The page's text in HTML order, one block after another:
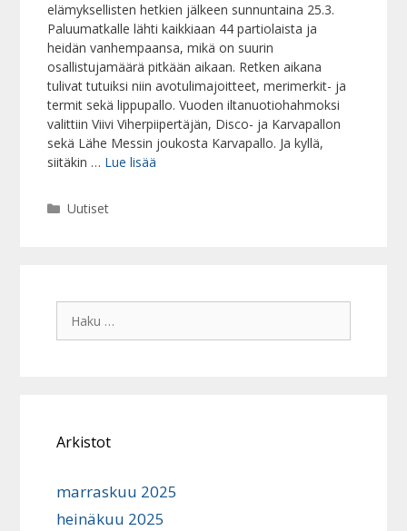
elämyksellisten hetkien jälkeen sunnuntaina 25.3.
Paluumatkalle lähti kaikkiaan 44 partiolaista ja
heidän vanhempaansa, mikä on suurin
osallistujamäärä pitkään aikaan. Retken aikana
tulivat tutuiksi niin avotulimajoitteet, merimerkit- ja
termit sekä lippupallo. Vuoden iltanuotiohahmoksi
valittiin Viivi Viherpiipertäjän, Disco- ja Karvapallon
sekä Lähe Messin joukosta Karvapallo. Ja kyllä,
siitäkin … Lue lisää
Kategoriat
Uutiset
Haku:
Arkistot
marraskuu 2025
heinäkuu 2025